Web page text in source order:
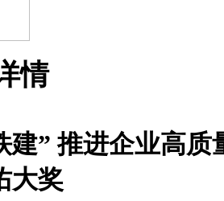
情
建” 推进企业高
大奖